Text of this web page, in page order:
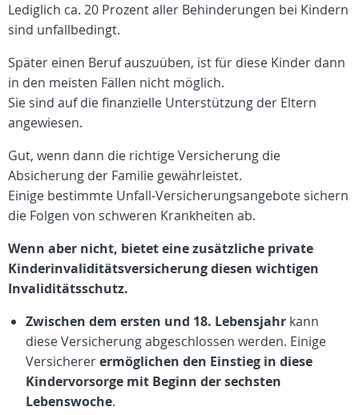
Lediglich ca. 20 Prozentaller Behinderungen bei Kindern
sind unfallbedingt.
Später einen Beruf auszuüben, ist für diese Kinder dann
in den meisten Fällen nicht möglich.
Sie sind auf die finanzielle Unterstützung der Eltern
angewiesen.
Gut, wenn dann die richtige Versicherung die
Absicherung der Familie gewährleistet.
Einige bestimmte Unfall-Versicherungsangebote sichern
die Folgen von schweren Krankheiten ab.
Wenn aber nicht, bietet eine zusätzliche private
Kinderinvaliditätsversicherung diesen wichtigen
Invaliditätsschutz.
Zwischen dem ersten und 18. Lebensjahr kann
diese Versicherung abgeschlossen werden. Einige
Versichererermöglichen den Einstieg in diese
Kindervorsorge mit Beginn der sechsten
Lebenswoche.